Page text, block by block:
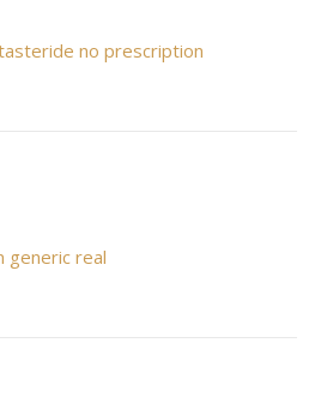
no prescription
generic real